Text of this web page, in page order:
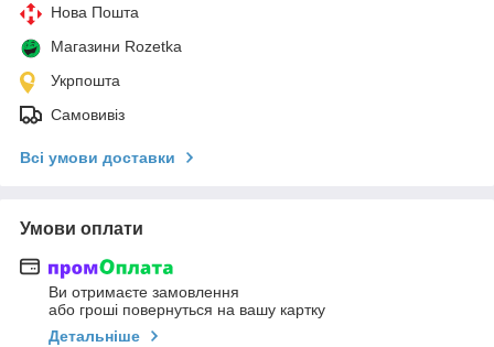
Нова Пошта
Магазини Rozetka
Укрпошта
Самовивіз
Всі умови доставки
Умови оплати
Ви отримаєте замовлення
або гроші повернуться на вашу картку
Детальніше